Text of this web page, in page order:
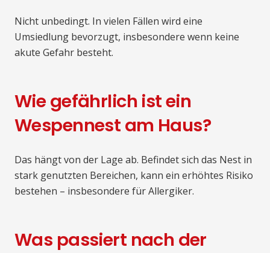
Nicht unbedingt. In vielen Fällen wird eine
Umsiedlung bevorzugt, insbesondere wenn keine
akute Gefahr besteht.
Wie gefährlich ist ein
Wespennest am Haus?
Das hängt von der Lage ab. Befindet sich das Nest in
stark genutzten Bereichen, kann ein erhöhtes Risiko
bestehen – insbesondere für Allergiker.
Was passiert nach der